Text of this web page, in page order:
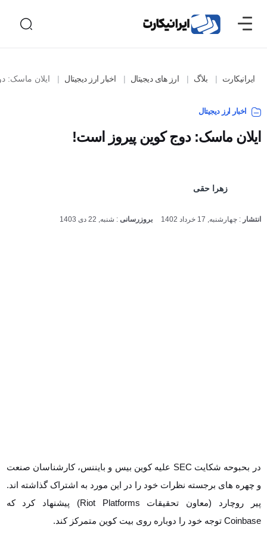
ایرانیکارت بلاگ ارز های دیجیتال اخبار ارز دیجیتال ایلان ماسک:
اخبار ارز دیجیتال
ایلان ماسک: دوج کوین پیروز است!
زهرا حقی
انتشار:چهارشنبه, 17 خرداد 1402 بروزرسانی:شنبه, 22 دی 1403
در بحبوحه شکایت SEC علیه کوین بیس و بایننس، کارشناسان صنعت و
چهره های برجسته نظرات خود را در این مورد به اشتراک گذاشته اند. پیر
روچارد (معاون تحقیقات Riot Platforms) پیشنهاد کرد که Coinbase
توجه خود را دوباره روی بیت کوین متمرکز کند.